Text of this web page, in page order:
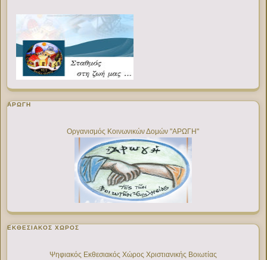
ΑΡΩΓΗ
Οργανισμός Κοινωνικών Δομών "ΑΡΩΓΗ"
ΕΚΘΕΣΙΑΚΌΣ ΧΏΡΟΣ
Ψηφιακός Εκθεσιακός Χώρος Χριστιανικής Βοιωτίας